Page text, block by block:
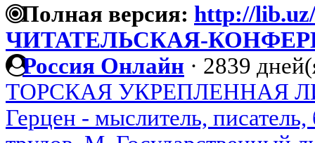
Полная версия: http://
ЧИТАТЕЛЬСКАЯ-
Россия Онлайн · 2839
ТОРСКАЯ УКРЕПЛЕННАЯ
Герцен - мыслитель,